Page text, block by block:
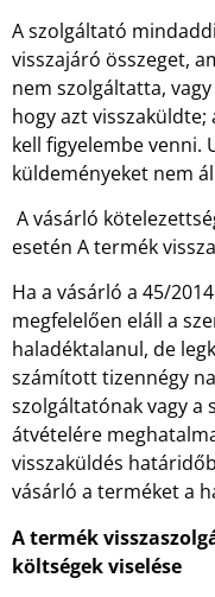
A szolgáltató
visszajáró összeget,
nem szolgáltatta,
hogy azt
kell figyelembe
küldeményeket nem
A vásárló
esetén A termék
Ha a vásárló a 45/
megfelelően eláll a
haladéktalanul, de
számított tizennégy
szolgáltatónak vagy a
átvételére
visszaküldés
vásárló a terméket a
A termék
költségek viselése